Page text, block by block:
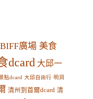
BIFF廣場 美食
dcard 大邱一
點dcard 大邱自由行 明洞
清州到首爾dcard 清